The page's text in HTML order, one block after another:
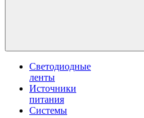
Светодиодные
ленты
Источники
питания
Системы